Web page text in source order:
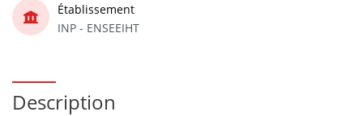
Établissement
INP - ENSEEIHT
Description